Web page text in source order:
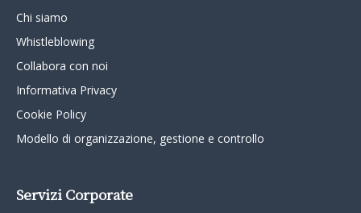
Chi siamo
Whistleblowing
Collabora con noi
Informativa Privacy
Cookie Policy
Modello di organizzazione, gestione e controllo
Servizi Corporate